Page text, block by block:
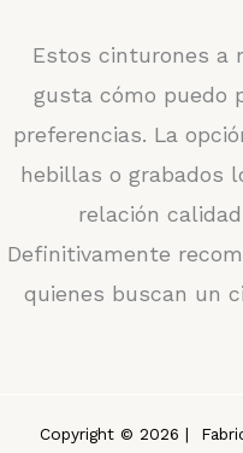
Estos cinturones a
gusta cómo puedo
preferencias. La
hebillas o grabados
relación
Definitivamente
quienes buscan un
Copyright © 2026 |